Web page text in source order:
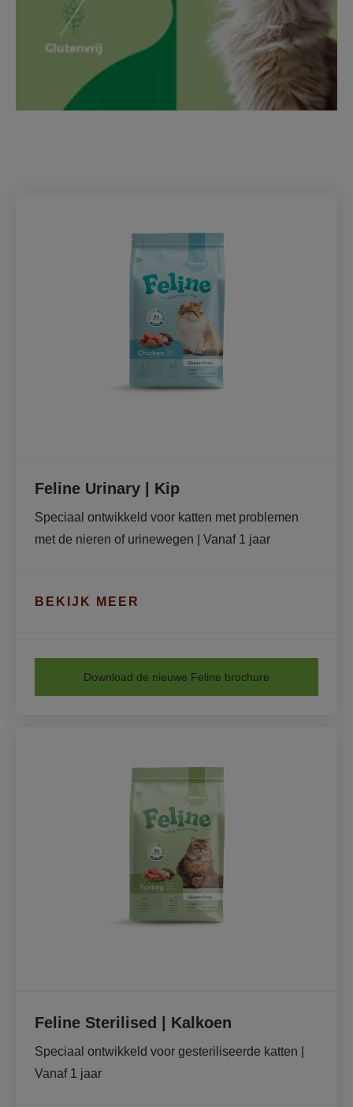
Feline Urinary | Kip
Speciaal ontwikkeld voor katten met problemen
met de nieren of urinewegen | Vanaf 1 jaar
BEKIJK MEER
Download de nieuwe Feline brochure
Feline Sterilised | Kalkoen
Speciaal ontwikkeld voor gesteriliseerde katten |
Vanaf 1 jaar